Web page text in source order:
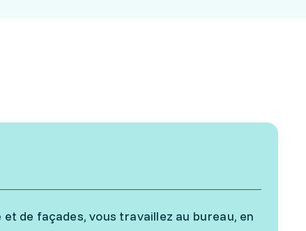
de façades, vous travaillez au bureau, en